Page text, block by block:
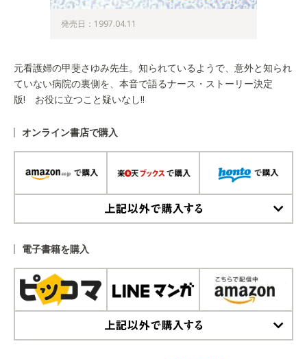
発売日：1997.04.11
元看護婦の甲斐さゆみ先生。知られているようで、意外と知られ
ていない病院の裏側を、本音で語るナース・ストーリー決定
版! お役に立つこと疑いなし!!
オンライン書店で購入
電子書籍を購入